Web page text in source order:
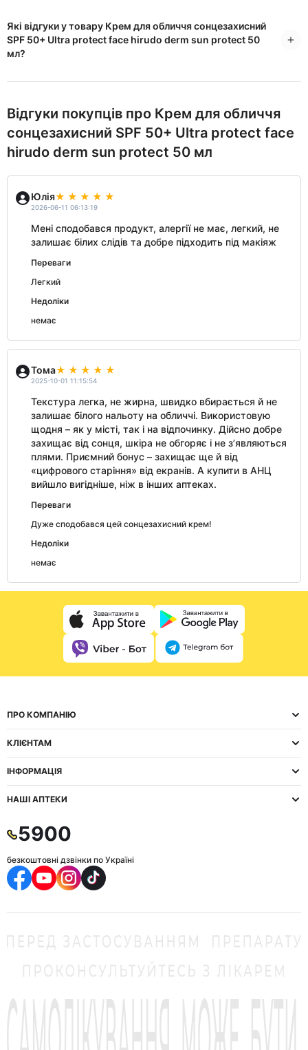
Які відгуки у товару Крем для обличчя сонцезахисний
SPF 50+ Ultra protect face hirudo derm sun protect 50
мл?
Відгуки покупців про Крем для обличчя
сонцезахисний SPF 50+ Ultra protect face
hirudo derm sun protect 50 мл
Юлія
2026-06-11 06:13:19
Мені сподобався продукт, алергії не має, легкий, не
залишає білих слідів та добре підходить під макіяж
Переваги
Легкий
Недоліки
немає
Тома
2025-10-01 11:15:54
Текстура легка, не жирна, швидко вбирається й не
залишає білого нальоту на обличчі. Використовую
щодня – як у місті, так і на відпочинку. Дійсно добре
захищає від сонця, шкіра не обгоряє і не з’являються
плями. Приємний бонус – захищає ще й від
«цифрового старіння» від екранів. А купити в АНЦ
вийшло вигідніше, ніж в інших аптеках.
Переваги
Дуже сподобався цей сонцезахисний крем!
Недоліки
немає
ПРО КОМПАНІЮ
КЛІЄНТАМ
ІНФОРМАЦІЯ
НАШІ АПТЕКИ
5900
безкоштовні дзвінки по Україні